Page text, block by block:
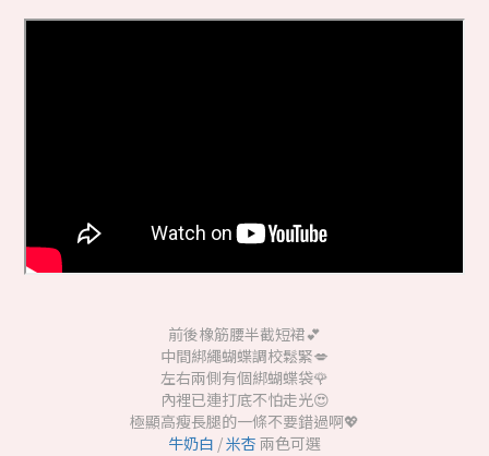
前後橡筋腰半截短裙💕
中間綁繩蝴蝶調校鬆緊💋
左右兩側有個綁蝴蝶袋🌹
內裡已連打底不怕走光😍
極顯高瘦長腿的一條不要錯過啊💖
牛奶白 /米杏 兩色可選